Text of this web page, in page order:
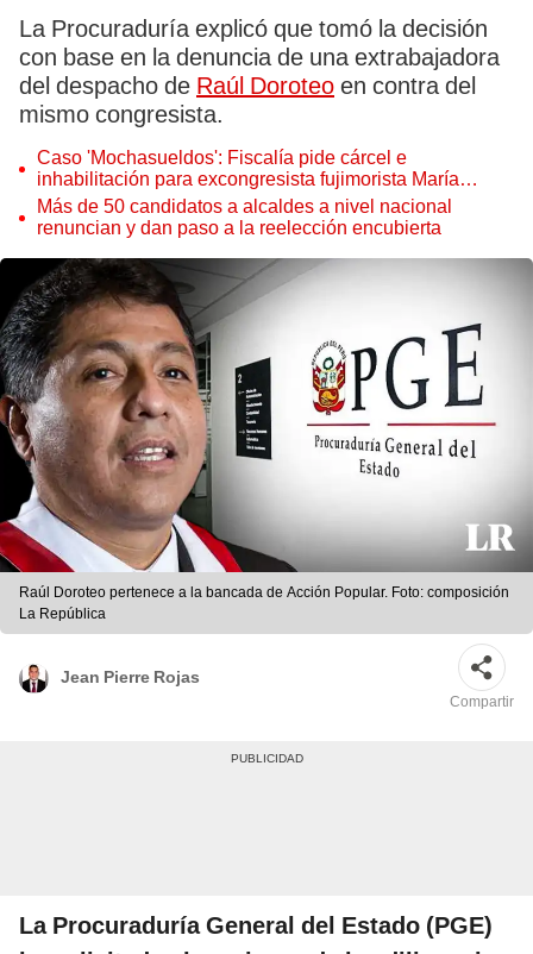
La Procuraduría explicó que tomó la decisión
con base en la denuncia de una extrabajadora
del despacho de Raúl Doroteo en contra del
mismo congresista.
Caso 'Mochasueldos': Fiscalía pide cárcel e
inhabilitación para excongresista fujimorista María
Cordero Jon Tay
Más de 50 candidatos a alcaldes a nivel nacional
renuncian y dan paso a la reelección encubierta
Raúl Doroteo pertenece a la bancada de Acción Popular. Foto: composición
La República
Jean Pierre Rojas
Compartir
La Procuraduría General del Estado (PGE)